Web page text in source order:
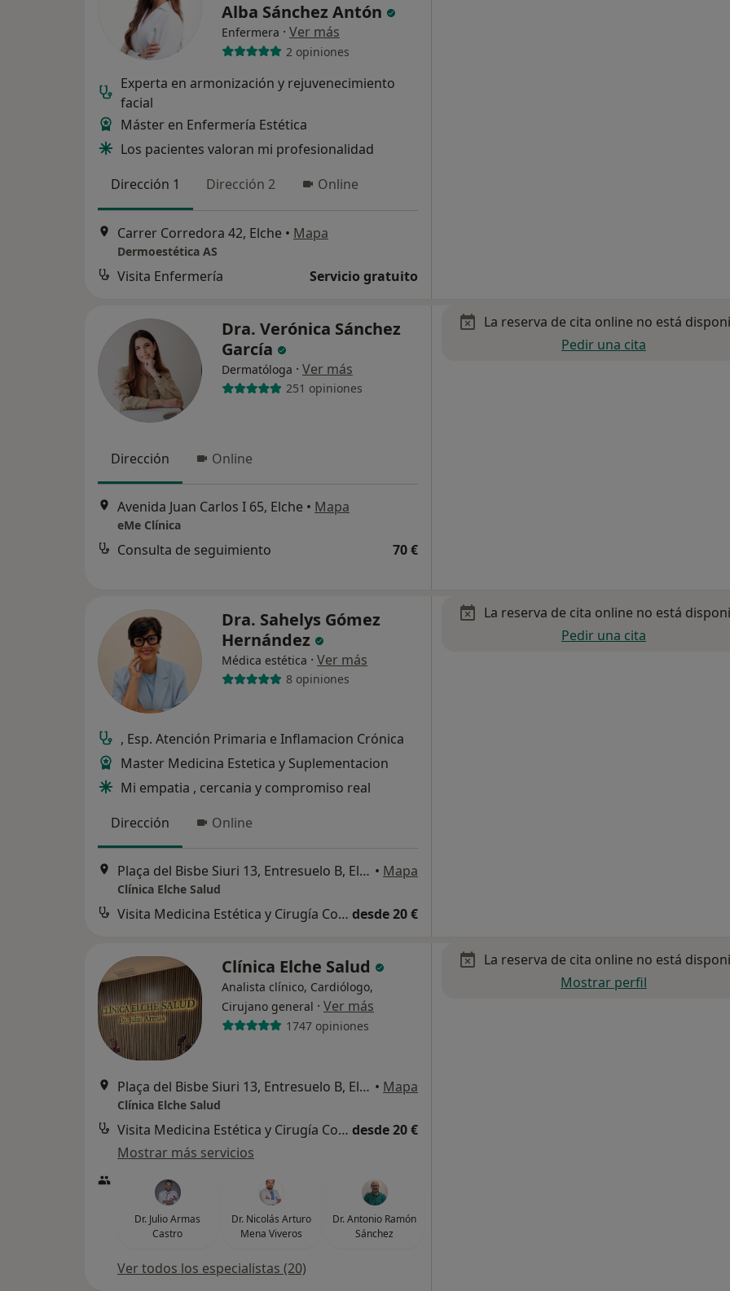
Alba Sánchez Antón
Enfermera · Ver más
2 opiniones
Experta en armonización y rejuvenecimiento
facial
Máster en Enfermería Estética
Los pacientes valoran mi profesionalidad
Dirección 1
Dirección 2 Online
Carrer Corredora 42, Elche • Mapa
Dermoestética AS
Visita Enfermería Servicio gratuito
Dra. Verónica Sánchez
García
Dermatóloga · Ver más
251 opiniones
Dirección Online
Avenida Juan Carlos I 65, Elche • Mapa
eMe Clínica
Consulta de seguimiento 70 €
La reserva de cita online no está
Pedir una cita
Dra. Sahelys Gómez
Hernández
Médica estética · Ver más
8 opiniones
, Esp. Atención Primaria e Inflamacion Crónica
Master Medicina Estetica y Suplementacion
Mi empatia , cercania y compromiso real
Dirección
Online
Plaça del Bisbe Siuri 13, Entresuelo B, Elche • Mapa
Clínica Elche Salud
Visita Medicina Estética y Cirugía Cosmética desde 20 €
La reserva de cita online no está
Pedir una cita
Clínica Elche Salud
Analista clínico, Cardiólogo,
Cirujano general · Ver más
1747 opiniones
Plaça del Bisbe Siuri 13, Entresuelo B, Elche • Mapa
Clínica Elche Salud
Visita Medicina Estética y Cirugía Cosmética desde 20 €
Mostrar más servicios
Dr. Julio Armas
Castro
Dr. Nicolás Arturo
Mena Viveros
Dr. Antonio Ramón
Sánchez
Ver todos los especialistas (20)
La reserva de cita online no está
Mostrar perfil